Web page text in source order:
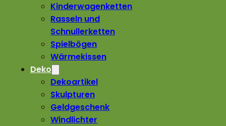
Kinderwagenketten
Rasseln und
Schnullerketten
Spielbögen
Wärmekissen
Deko
Dekoartikel
Skulpturen
Geldgeschenk
Windlichter